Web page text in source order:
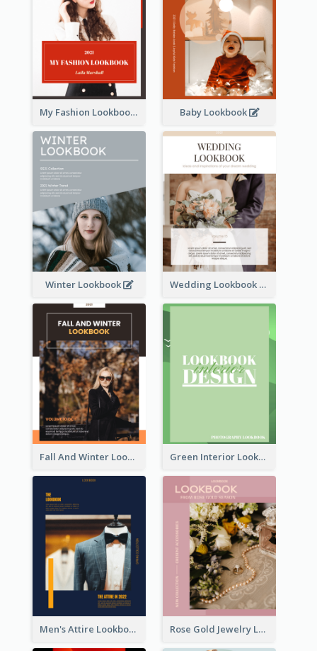
My Fashion Lookbook Baby Lookbook
Winter Lookbook Wedding Lookbook
Fall And Winter Lookbook Green Interior Lookbook
Men's Attire Lookbook Rose Gold Jewelry Lookbook